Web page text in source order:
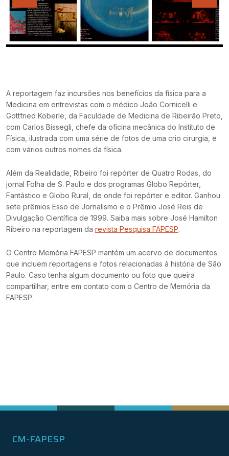
A reportagem faz incursões nos benefícios da física para a
Medicina em entrevistas com o médico João Cornicelli e
Gottfried Köberle, da Faculdade de Medicina de Ribeirão Preto,
com Carlos Bissegli, chefe da oficina mecânica do Instituto de
Física, ilustrada com uma série de fotos de uma crio cirurgia, e
com vários outros nomes da física.
Além da Realidade, Ribeiro foi repórter de Quatro Rodas, do
jornal Folha de S. Paulo e dos programas Globo Repórter,
Fantástico e Globo Rural, de onde foi repórter e editor. Ganhou
sete prêmios Esso de Jornalismo e o Prêmio José Reis de
Divulgação Científica de 1999. Saiba mais sobre José Hamilton
Ribeiro na reportagem da revista Pesquisa FAPESP.
O Centro Memória FAPESP mantém um acervo de documentos
que incluem reportagens e fotos relacionadas à história de São
Paulo. Caso tenha algum documento ou foto que queira
compartilhar, entre em contato com o Centro de Memória da
FAPESP.
CM-FAPESP